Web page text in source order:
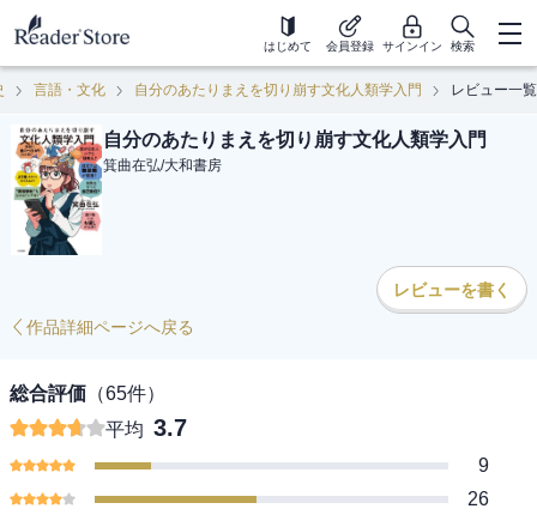
はじめて 会員登録 サインイン 検索
言語・文化 自分のあたりまえを切り崩す文化人類学入門 レビュー一覧
自分のあたりまえを切り崩す文化人類学入門
箕曲在弘/大和書房
レビューを書く
作品詳細ページへ戻る
総合評価 （65件）
平均 3.7
9
26